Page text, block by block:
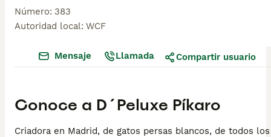
Número: 383
Autoridad local: WCF
Conoce a D´Peluxe Píkaro
Mensaje Llamada Compartir usuario
Criadora en Madrid, de gatos persas blancos, de todos los